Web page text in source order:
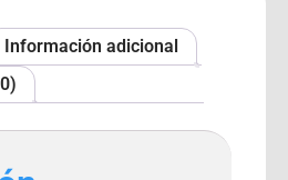
Información adicional